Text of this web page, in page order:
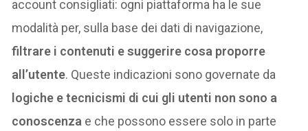
account consigliati: ogni piattaforma ha le sue
modalità per, sulla base dei dati di navigazione,
filtrare i contenuti e suggerire cosa proporre
all’utente. Queste indicazioni sono governate da
logiche e tecnicismi di cui gli utenti non sono a
conoscenza e che possono essere solo in parte